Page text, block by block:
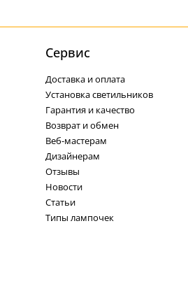
Cервис
Доставка и оплата
Установка светильников
Гарантия и качество
Возврат и обмен
Веб-мастерам
Дизайнерам
Отзывы
Новости
Статьи
Типы лампочек